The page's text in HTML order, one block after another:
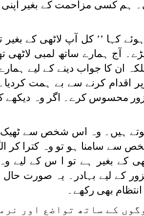
ہم کسی مزاحمت کے بغیر
کہا ’’ کل آپ لاٹھی کے بغیر
آج ہمارے ساتھ لمبی لاٹھی
ان کا جواب دینے کے لیے
اقدام کرنے سے بے ہمت کردیا۔
محسوس کرے۔ اگر وہ دیکھے
ہیں۔ وہ اس شخص سے ٹھیک
سے سامنا ہو تو وہ کترا کر
کے بغیر ہے تو ا س کے لیے
کے لیے بہادر۔ یہ صورت حال
بھی رکھے۔
کے ساتھ تواضع اور